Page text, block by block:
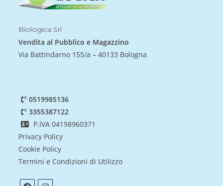
Biologica Srl
Vendita al Pubblico e Magazzino
Via Battindarno 155/a – 40133 Bologna
0519985136
3355387122
P.IVA 04198960371
Privacy Policy
Cookie Policy
Termini e Condizioni di Utilizzo